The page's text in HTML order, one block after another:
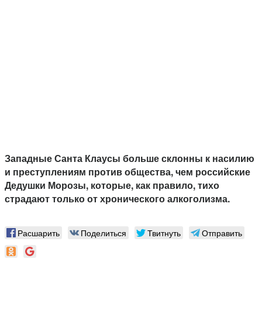
Западные Санта Клаусы больше склонны к насилию
и преступлениям против общества, чем российские
Дедушки Морозы, которые, как правило, тихо
страдают только от хронического алкоголизма.
Расшарить Поделиться Твитнуть Отправить